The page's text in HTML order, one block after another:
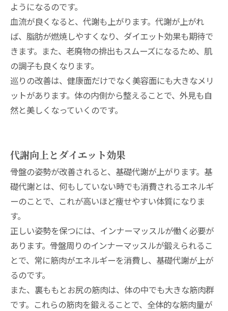
ようになるのです。
血流が良くなると、代謝も上がります。代謝が上がれ
ば、脂肪が燃焼しやすくなり、ダイエット効果も期待で
きます。また、老廃物の排出もスムーズになるため、肌
の調子も良くなります。
巡りの改善は、健康面だけでなく美容面にも大きなメリ
ットがあります。体の内側から整えることで、外見も自
然と美しくなっていくのです。
代謝向上とダイエット効果
骨盤の姿勢が改善されると、基礎代謝が上がります。基
礎代謝とは、何もしていない時でも消費されるエネルギ
ーのことで、これが高いほど痩せやすい体質になりま
す。
正しい姿勢を保つには、インナーマッスルが働く必要が
あります。骨盤周りのインナーマッスルが鍛えられるこ
とで、常に筋肉がエネルギーを消費し、基礎代謝が上が
るのです。
また、裏ももとお尻の筋肉は、体の中でも大きな筋肉群
です。これらの筋肉を鍛えることで、全体的な筋肉量が